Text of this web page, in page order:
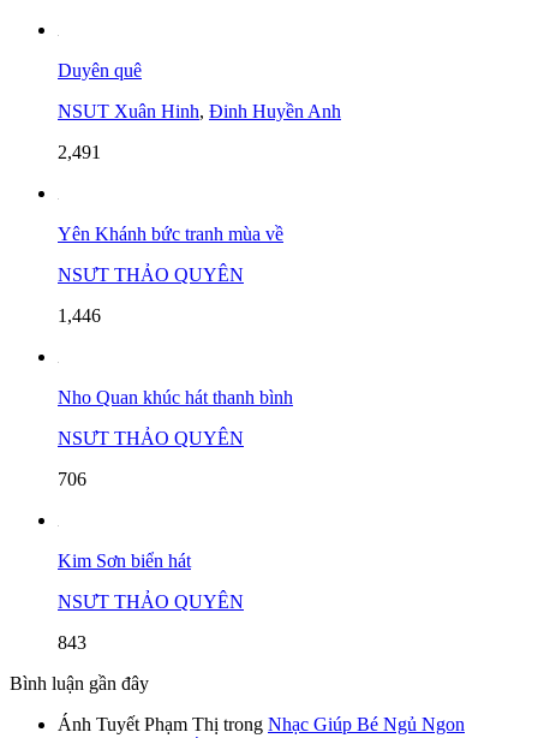
Duyên quê
NSUT Xuân Hinh, Đinh Huyền Anh
2,491
Yên Khánh bức tranh mùa về
NSƯT THẢO QUYÊN
1,446
Nho Quan khúc hát thanh bình
NSƯT THẢO QUYÊN
706
Kim Sơn biển hát
NSƯT THẢO QUYÊN
843
Bình luận gần đây
Ánh Tuyết Phạm Thị trong Nhạc Giúp Bé Ngủ Ngon